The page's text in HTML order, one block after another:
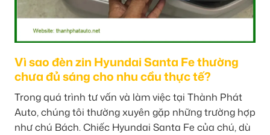
Vì sao đèn zin Hyundai Santa Fe thường
chưa đủ sáng cho nhu cầu thực tế?
Trong quá trình tư vấn và làm việc tại Thành Phát
Auto, chúng tôi thường xuyên gặp những trường hợp
như chú Bách. Chiếc Hyundai Santa Fe của chú, dù